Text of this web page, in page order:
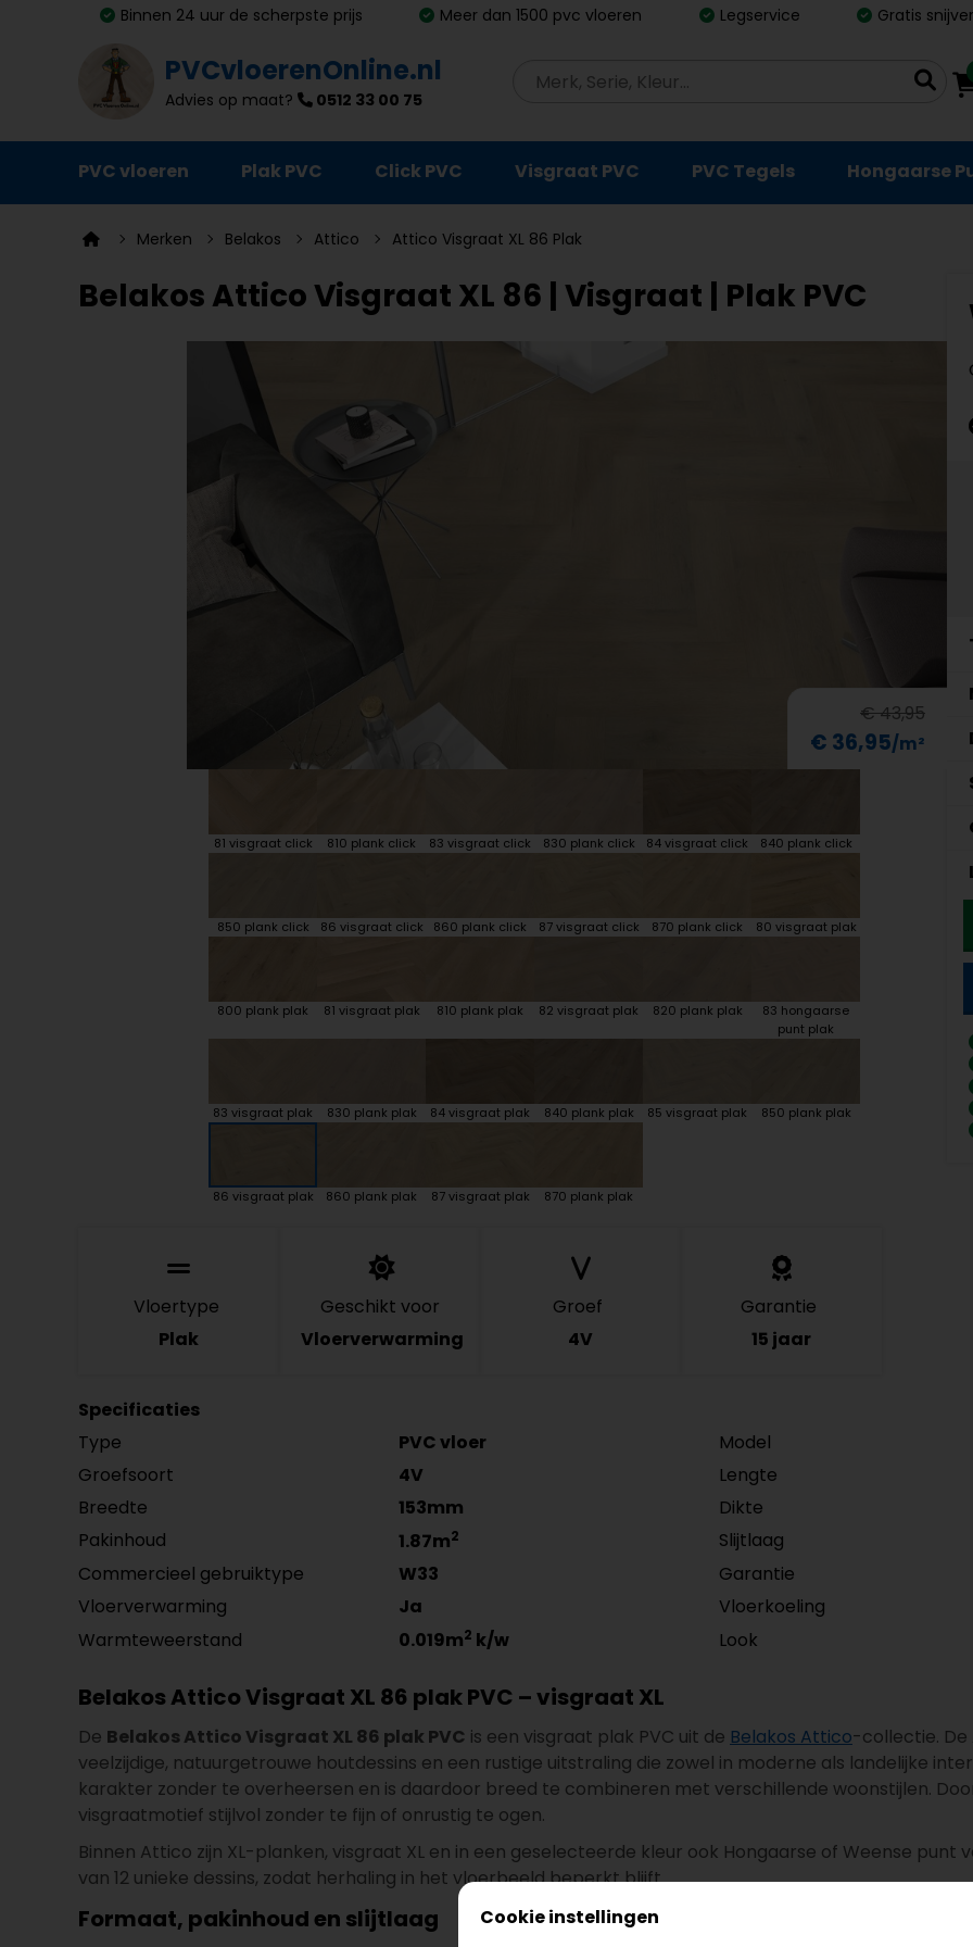
Binnen 24 uur de scherpste prijs Meer dan 1500 pvc vloeren Legservice Gratis
PVCvloerenOnline.nl
Advies op maat? 0512 33 00 75
PVC vloeren Plak PVC Click PVC Visgraat PVC PVC Tegels Hongaarse
Ondervloeren
Plinten
Vloer- en trapprofielen
Lijm, primer en egalisatie
Schoonmaak en onderhoud
Plint accessoires
Merken Belakos Attico Attico Visgraat XL 86 Plak
Belakos Attico Visgraat XL 86 | Visgraat | Plak PVC
€ 43,95
€ 36,95
81 visgraat click 810 plank click 83 visgraat click 830 plank click 84 visgraat click 840 plank click
850 plank click 86 visgraat click 860 plank click 87 visgraat click 870 plank click 80 visgraat plak
800 plank plak 81 visgraat plak 810 plank plak 82 visgraat plak 820 plank plak
83 hongaarse
punt plak
83 visgraat plak 830 plank plak 84 visgraat plak 840 plank plak 85 visgraat plak 850 plank plak
86 visgraat plak 860 plank plak 87 visgraat plak 870 plank plak
Vloertype
Plak
Geschikt voor
Vloerverwarming
Groef
4V
Garantie
15 jaar
Specificaties
Type
PVC vloer Model
Groefsoort
4V Lengte
Breedte
153mm Dikte
Pakinhoud
1.87m2 Slijtlaag
Commercieel gebruiktype
W33 Garantie
Vloerverwarming
Ja Vloerkoeling
Warmteweerstand
0.019m2 k/w Look
Belakos Attico Visgraat XL 86 plak PVC – visgraat XL
De Belakos Attico Visgraat XL 86 plak PVC is een visgraat plak PVC uit de Belakos Attico-collectie.
veelzijdige, natuurgetrouwe houtdessins en een rustige uitstraling die zowel in moderne als landelijke
karakter zonder te overheersen en is daardoor breed te combineren met verschillende woonstijlen.
visgraatmotief stijlvol zonder te fijn of onrustig te ogen.
Binnen Attico zijn XL-planken, visgraat XL en in een geselecteerde kleur ook Hongaarse of Weense
van 12 unieke dessins, zodat herhaling in het vloerbeeld beperkt blijft.
Formaat, pakinhoud en slijtlaag
Cookie instellingen